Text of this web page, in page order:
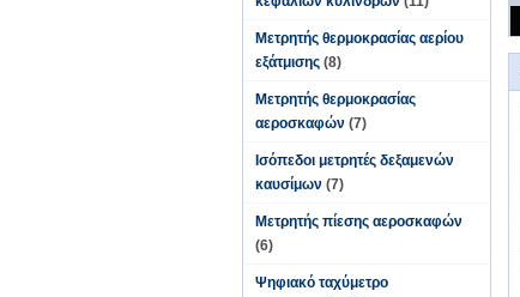
Μετρητής θερμοκρασίας αερίου
εξάτμισης (8)
Μετρητής θερμοκρασίας
αεροσκαφών (7)
Ισόπεδοι μετρητές δεξαμενών
καυσίμων (7)
Μετρητής πίεσης αεροσκαφών
(6)
Ψηφιακό ταχύμετρο